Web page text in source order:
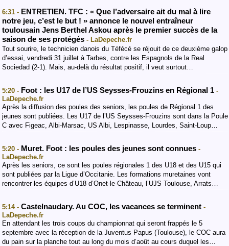
6:31 - ENTRETIEN. TFC : « Que l’adversaire ait du mal à lire
notre jeu, c’est le but ! » annonce le nouvel entraîneur
toulousain Jens Berthel Askou après le premier succès de la
saison de ses protégés - LaDepeche.fr
Tout sourire, le technicien danois du Téfécé se réjouit de ce deuxième galop
d’essai, vendredi 31 juillet à Tarbes, contre les Espagnols de la Real
Sociedad (2-1). Mais, au-delà du résultat positif, il veut surtout…
5:20 - Foot : les U17 de l’US Seysses-Frouzins en Régional 1 -
LaDepeche.fr
Après la diffusion des poules des seniors, les poules de Régional 1 des
jeunes sont publiées. Les U17 de l’US Seysses-Frouzins sont dans la Poule
C avec Figeac, Albi-Marsac, US Albi, Lespinasse, Lourdes, Saint-Loup…
5:20 - Muret. Foot : les poules des jeunes sont connues -
LaDepeche.fr
Après les seniors, ce sont les poules régionales 1 des U18 et des U15 qui
sont publiées par la Ligue d’Occitanie. Les formations muretaines vont
rencontrer les équipes d’U18 d’Onet-le-Château, l’UJS Toulouse, Arrats…
5:14 - Castelnaudary. Au COC, les vacances se terminent -
LaDepeche.fr
En attendant les trois coups du championnat qui seront frappés le 5
septembre avec la réception de la Juventus Papus (Toulouse), le COC aura
du pain sur la planche tout au long du mois d’août au cours duquel les…